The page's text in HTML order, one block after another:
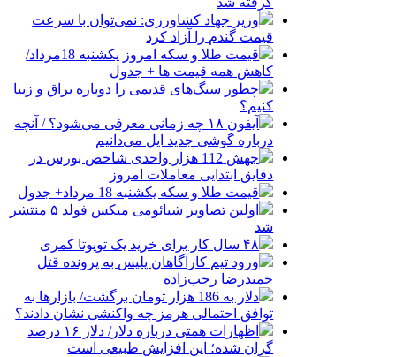
وزیر جهاد کشاورزی: نمی‌توان با سرعت
قیمت گندم را آزاد کرد
قیمت طلا و سکه امروز یکشنبه 18مرداد/
کاهش همه قیمت ها + جدول
چطور سنگ‌های قدیمی را دوباره براق و زیبا
کنیم؟
آیفون ۱۸ چه زمانی معرفی می‌شود؟ / آنچه
درباره گوشی جدید اپل می‌دانیم
جهش 112 هزار واحدی شاخص بورس در
دقایق ابتدایی معاملات امروز
قیمت طلا و سکه یکشنبه 18 مرداد+ جدول
اولین تصاویر شیائومی میکس فولد ۵ منتشر
شد
۴۸ سال کار برای خرید یک تویوتا کمری
ورود تیم کارآگاهان پلیس به پرونده قتل
حمیدرضا رجب‌زاده
دلار به 186 هزار تومان برگشت/ بازارها به
توافق احتمالی هرمز چه واکنشی نشان دادند؟
اظهارات همتی درباره دلار/ دلار ۱۶ درصد
گران شده؛ این افزایش طبیعی است